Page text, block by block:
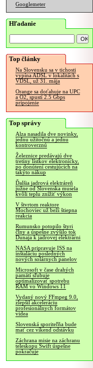
Googlemeter
Hľadanie
Top články
Na Slovensku sa v tichosti
vypína ADSL v lokalitách s
VDSL, už 31. mája
Orange sa doťahuje na UPC
a O2, spustí 2.5 Gbps
pripojenie
Top správy
Alza nasadila dve novinky,
jednu užitočnú a jednu
kontroverznú
Železnice predávajú dve
tretiny lístkov elektronicky,
po donútení cestujúcich na
takýto nákup
Ďalšia jadrová elektráreň
južne od Slovenska musela
kvôli teplu znížiť výkon
V štvrtom reaktore
Mochoviec už beží štiepna
reakcia
Rumunsko potopilo štyri
člny a úspešne zvýšilo tok
Dunaja k jadrovej elektrárni
NASA pripravuje ISS na
inštaláciu posledných
nových solárnych panelov
Microsoft v čase drahých
pamätí sľubuje
optimalizovať spotrebu
RAM vo Windows 11
Vydaný nový FFmpeg 9.0,
zlepšil akceleráciu
profesionálnych formátov
videa
Slovenská sporiteľňa bude
mať cez víkend odstávku
Záchrana misie na záchranu
teleskopu Swift úspešne
pokračuje